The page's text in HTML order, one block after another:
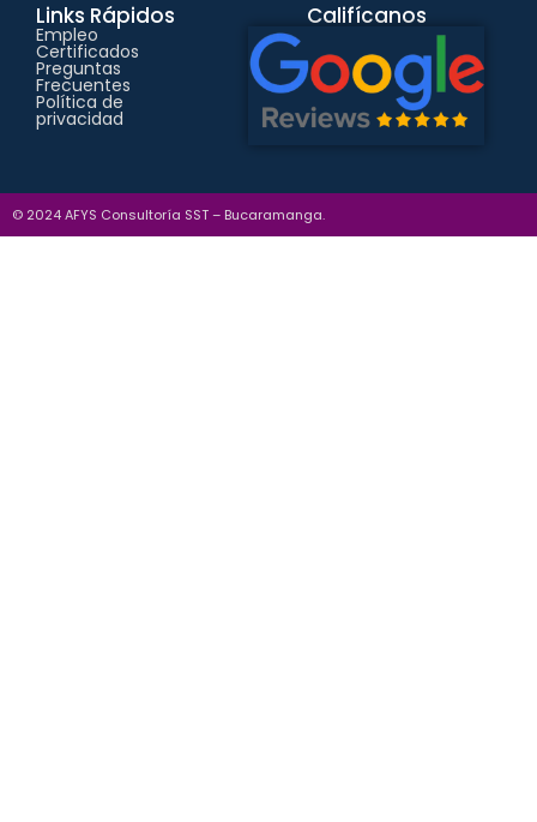
Links Rápidos
Empleo
Certificados
Preguntas
Frecuentes
Política de
privacidad
Califícanos
© 2024 AFYS Consultoría SST – Bucaramanga.